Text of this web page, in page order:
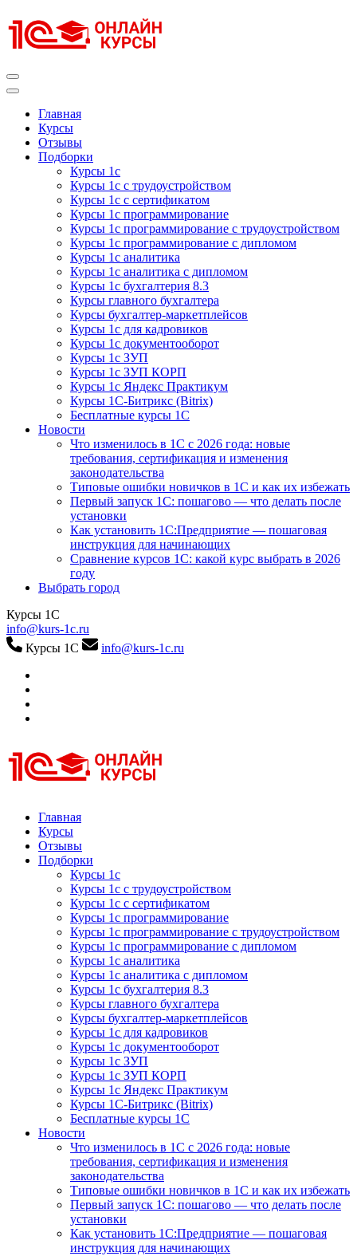
к
содержимому
Главная
Курсы
Отзывы
Подборки
Курсы 1с
Курсы 1с с трудоустройством
Курсы 1с с сертификатом
Курсы 1с программирование
Курсы 1с программирование с трудоустройством
Курсы 1с программирование с дипломом
Курсы 1с аналитика
Курсы 1с аналитика с дипломом
Курсы 1с бухгалтерия 8.3
Курсы главного бухгалтера
Курсы бухгалтер-маркетплейсов
Курсы 1с для кадровиков
Курсы 1с документооборот
Курсы 1с ЗУП
Курсы 1с ЗУП КОРП
Курсы 1с Яндекс Практикум
Курсы 1С-Битрикс (Bitrix)
Бесплатные курсы 1С
Новости
Что изменилось в 1С с 2026 года: новые
требования, сертификация и изменения
законодательства
Типовые ошибки новичков в 1С и как их избежать
Первый запуск 1С: пошагово — что делать после
установки
Как установить 1С:Предприятие — пошаговая
инструкция для начинающих
Сравнение курсов 1С: какой курс выбрать в 2026
году
Выбрать город
Курсы 1С
info@kurs-1c.ru
Курсы 1С
info@kurs-1c.ru
Курсы 1С
Курсы 1С официальная сертификация
Главная
Курсы
Отзывы
Подборки
Курсы 1с
Курсы 1с с трудоустройством
Курсы 1с с сертификатом
Курсы 1с программирование
Курсы 1с программирование с трудоустройством
Курсы 1с программирование с дипломом
Курсы 1с аналитика
Курсы 1с аналитика с дипломом
Курсы 1с бухгалтерия 8.3
Курсы главного бухгалтера
Курсы бухгалтер-маркетплейсов
Курсы 1с для кадровиков
Курсы 1с документооборот
Курсы 1с ЗУП
Курсы 1с ЗУП КОРП
Курсы 1с Яндекс Практикум
Курсы 1С-Битрикс (Bitrix)
Бесплатные курсы 1С
Новости
Что изменилось в 1С с 2026 года: новые
требования, сертификация и изменения
законодательства
Типовые ошибки новичков в 1С и как их избежать
Первый запуск 1С: пошагово — что делать после
установки
Как установить 1С:Предприятие — пошаговая
инструкция для начинающих